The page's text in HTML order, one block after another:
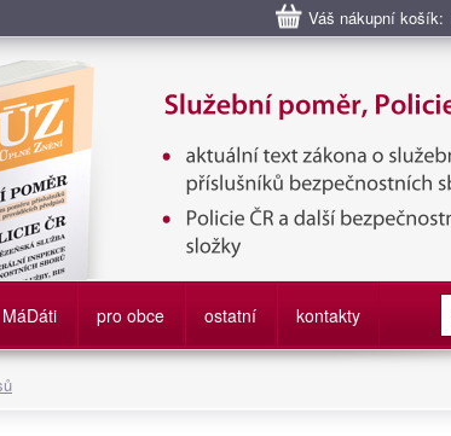
Váš nákupní košík:
bezpečnostních sborů, Policie ČR, Vězeňská
služby
MáDáti pro obce ostatní kontakty